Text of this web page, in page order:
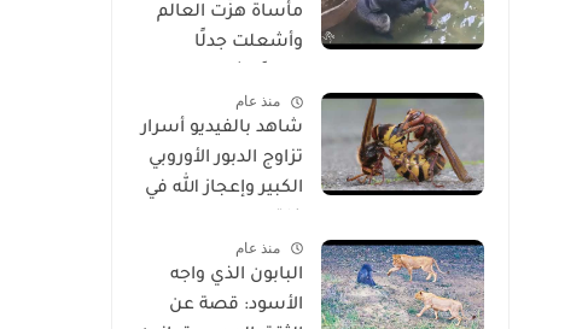
مأساة هزّت العالم
وأشعلت جدلًا
بالفيديو
منذ عام
شاهد بالفيديو أسرار
تزاوج الدبور الأوروبي
الكبير وإعجاز الله في
منذ عام
البابون الذي واجه
الأسود: قصة عن